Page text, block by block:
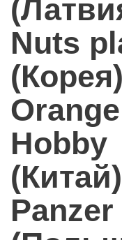
Nuts
(Корея)
Orange
Hobby
(Китай)